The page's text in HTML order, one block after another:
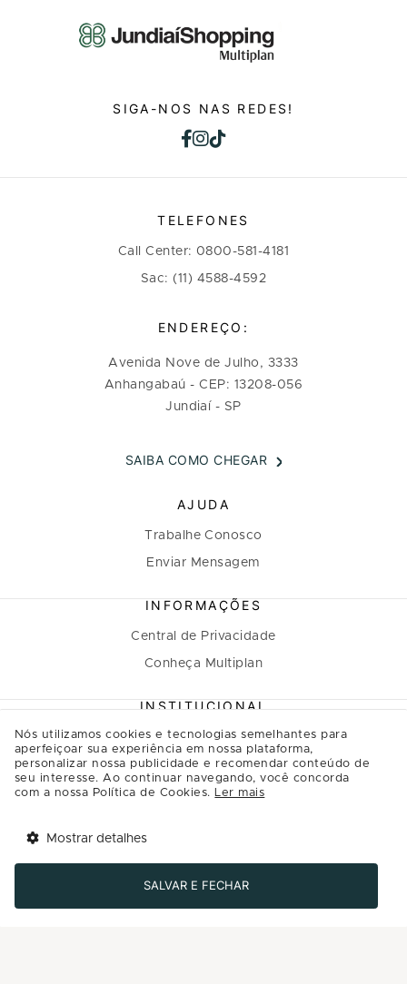
SIGA-NOS NAS REDES!
TELEFONES
Call Center: 0800-581-4181
Sac: (11) 4588-4592
ENDEREÇO:
Avenida Nove de Julho, 3333
Anhangabaú - CEP: 13208-056
Jundiaí - SP
SAIBA COMO CHEGAR
AJUDA
Trabalhe Conosco
Enviar Mensagem
INFORMAÇÕES
Central de Privacidade
Conheça Multiplan
INSTITUCIONAL
A Multiplan
Inovação
Sustentabilidade
Nós utilizamos cookies e tecnologias semelhantes para
aperfeiçoar sua experiência em nossa plataforma,
personalizar nossa publicidade e recomendar conteúdo de
seu interesse. Ao continuar navegando, você concorda
com a nossa Política de Cookies. Ler mais
Mostrar detalhes
SALVAR E FECHAR
Baixe agora o app Multi
Abrir